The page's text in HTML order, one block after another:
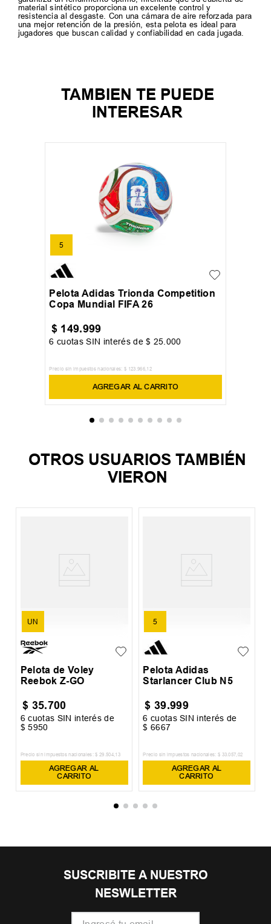
material sintético proporciona un excelente control y
resistencia al desgaste. Con una cámara de aire reforzada para
una mejor retención de la presión, esta pelota es ideal para
jugadores que buscan calidad y confiabilidad en cada jugada.
TAMBIEN TE PUEDE
INTERESAR
5
Pelota Adidas Trionda Competition
Copa Mundial FIFA 26
$ 149.999
6 cuotas SIN interés de$ 25 000
Precio sin impuestos nacionales: $ 123 966, 12
AGREGAR AL CARRITO
OTROS USUARIOS TAMBIÉN
VIERON
UN
Pelota de Voley
Reebok Z-GO
$ 35.700
6 cuotas SIN interés de
$ 5950
Precio sin impuestos nacionales: $ 29 504, 13
AGREGAR AL
CARRITO
5
Pelota Adidas
Starlancer Club N5
$ 39.999
6 cuotas SIN interés de
$ 6667
Precio sin impuestos nacionales: $ 33 .057 02
AGREGAR AL
CARRITO
SUSCRIBITE A NUESTRO
NESWLETTER